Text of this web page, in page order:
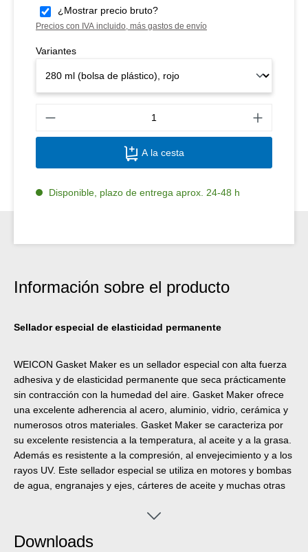
¿Mostrar precio bruto?
Precios con IVA incluido, más gastos de envío
Variantes
A la cesta
Disponible, plazo de entrega aprox. 24-48 h
Información sobre el producto
Sellador especial de elasticidad permanente
WEICON Gasket Maker es un sellador especial con alta fuerza
adhesiva y de elasticidad permanente que seca prácticamente
sin contracción con la humedad del aire. Gasket Maker ofrece
una excelente adherencia al acero, aluminio, vidrio, cerámica y
numerosos otros materiales. Gasket Maker se caracteriza por
su excelente resistencia a la temperatura, al aceite y a la grasa.
Además es resistente a la compresión, al envejecimiento y a los
rayos UV. Este sellador especial se utiliza en motores y bombas
de agua, engranajes y ejes, cárteres de aceite y muchas otras
Downloads